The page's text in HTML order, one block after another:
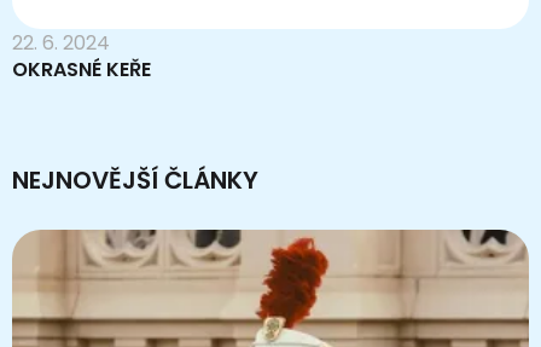
22. 6. 2024
OKRASNÉ KEŘE
NEJNOVĚJŠÍ ČLÁNKY